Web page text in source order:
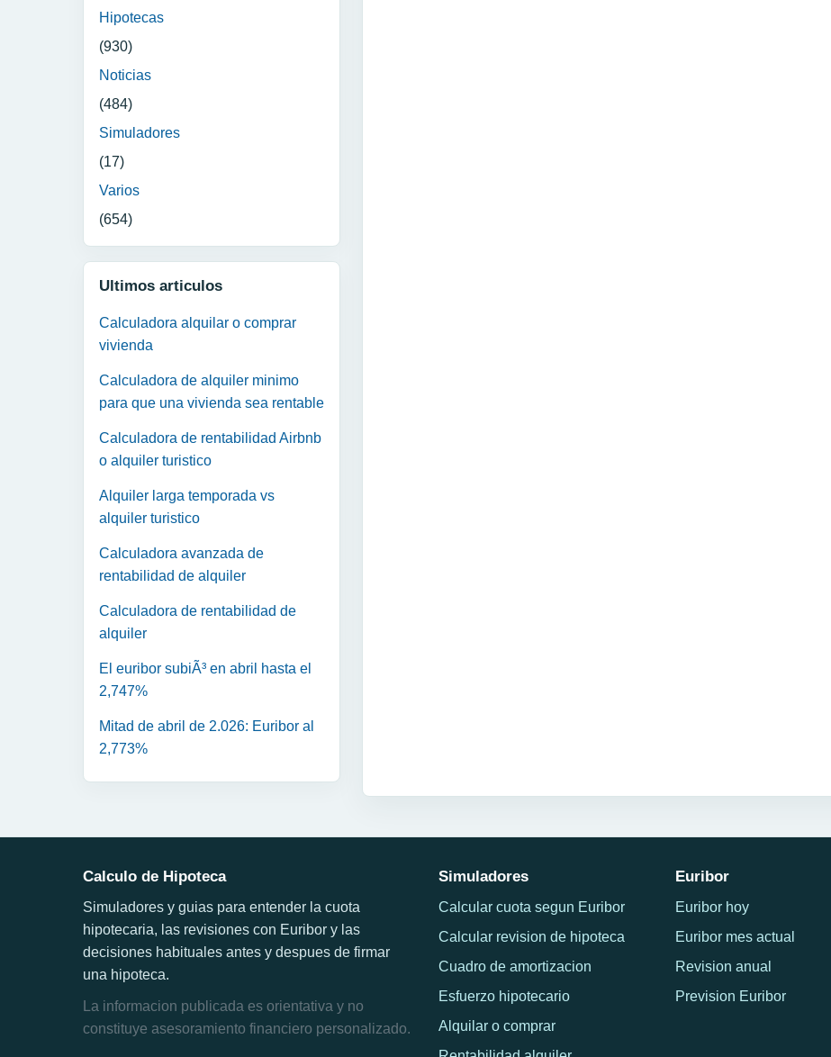
Hipotecas
(930)
Noticias
(484)
Simuladores
(17)
Varios
(654)
Ultimos articulos
Calculadora alquilar o comprar
vivienda
Calculadora de alquiler minimo
para que una vivienda sea rentable
Calculadora de rentabilidad Airbnb
o alquiler turistico
Alquiler larga temporada vs
alquiler turistico
Calculadora avanzada de
rentabilidad de alquiler
Calculadora de rentabilidad de
alquiler
El euribor subiÃ³ en abril hasta el
2,747%
Mitad de abril de 2.026: Euribor al
2,773%
Calculo de Hipoteca
Simuladores y guias para entender la cuota
hipotecaria, las revisiones con Euribor y las
decisiones habituales antes y despues de firmar
una hipoteca.
La informacion publicada es orientativa y no
constituye asesoramiento financiero personalizado.
Simuladores
Calcular cuota segun Euribor
Calcular revision de hipoteca
Cuadro de amortizacion
Esfuerzo hipotecario
Alquilar o comprar
Euribor
Euribor hoy
Euribor mes actual
Revision anual
Prevision Euribor